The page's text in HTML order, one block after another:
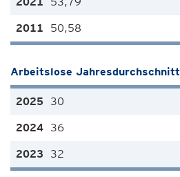
50,58
Arbeitslose Jahresdurchschnitt
30
36
32